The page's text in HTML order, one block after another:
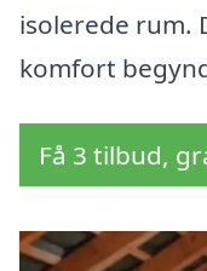
isolerede rum.
komfort
Få 3 tilbud,